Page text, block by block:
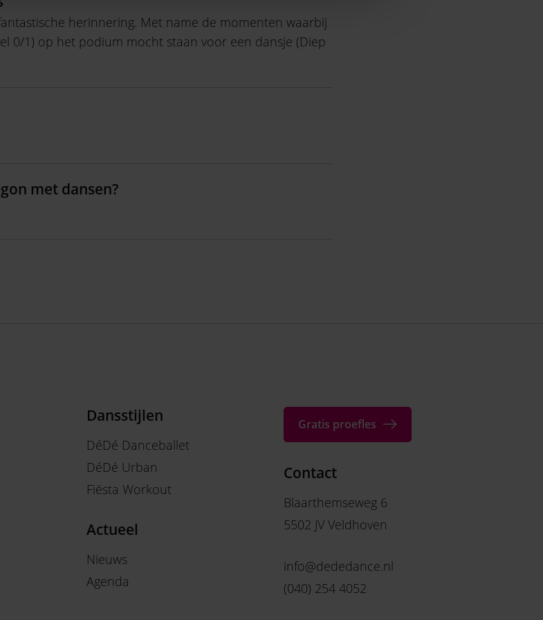
herinnering. Met name de momenten waarbij
0/1) op het podium mocht staan voor een dansje (Diep
met dansen?
Dansstijlen
DéDé Danceballet
DéDé Urban
Fiësta Workout
Actueel
Nieuws
Agenda
Gratis proefles
Contact
Blaarthemseweg 6
5502 JV Veldhoven
info@dededance.nl
(040) 254 4052